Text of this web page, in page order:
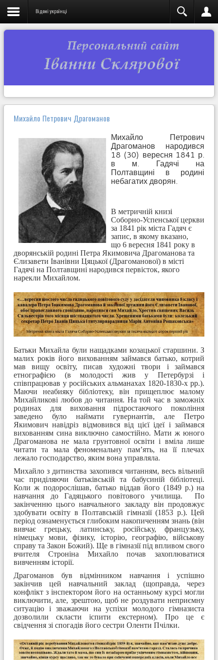
Відомі українці
Михайло Петрович Драгоманов
Михайло Петрович
Драгоманов народився
18 (30) вересня 1841 р.
в м. Гадячі на
Полтавщині в родині
небагатих дворян.
В метричній книзі
Соборно-Успенської церкви
за 1841 рік міста Гадяч є
запис, в якому вказано,
що 6 вересня 1841 року в
дворянській родині Петра Якимовича Драгоманова та
Єлизавети Іванівни Цяцької (Драгоманової) в місті
Гадячі на Полтавщині народився первісток, якого
нарекли Михайлом.
Батьки Михайла були нащадками козацької старшини. З
малих років його вихованням займався батько, котрий
мав вищу освіту, писав художні твори і займався
етнографією (в молодості жив у Петербурзі і
співпрацював у російських альманахах 1820-1830-х рр.).
Маючи неабияку бібліотеку, він прищеплює малому
Михайликові любов до читання. На той час в заможніх
родинах для виховання підростаючого покоління
заведено було наймати гувернантів, але Петро
Якимович навідріз відмовився від цієї ідеї і займався
вихованням сина виключно самостійно. Мати ж юного
Драгоманова не мала грунтовної освіти і вміла лише
читати та мала феноменальну пам’ять, на її плечах
лежало господарство, яким вона управляла.
Михайло з дитинства захопився читанням, весь вільний
час приділяючи батьківській та бабусиній бібліотеці.
Коли ж подорослішав, батько віддав його (1849 р.) на
навчання до Гадяцького повітового училища. По
закінченню цього навчального закладу він продовжує
здобувати освіту в Полтавській гімназії (1853 р.). Цей
період ознаменується глибоким накопиченням знань (він
вивчає грецьку, латинську, російську, французьку,
німецьку мови, фізику, історію, географію, військову
справу та Закон Божий). Ще в гімназії під впливом свого
вчителя Строніна Михайло почав захоплюватися
вивченням історії.
Драгоманов був відмінником навчання і успішно
закінчив цей навчальний заклад (щоправда, через
конфлікт з інспектором його на останньому курсі могли
виключити, але, зрештою, щоб не роздувати неприємну
ситуацію і зважаючи на успіхи молодого гімназиста
дозволили скласти іспити екстерном). Про це є
свідчення зі спогадів його сестри Оленти Пчілки.